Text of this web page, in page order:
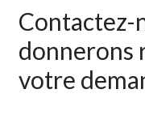
Contactez-
donnerons
votre